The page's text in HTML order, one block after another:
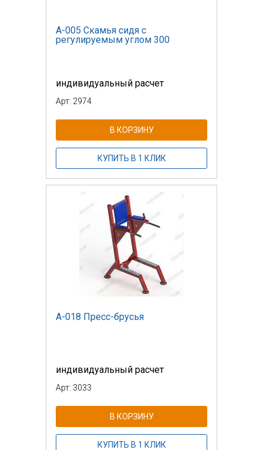
А-005 Скамья сидя с
регулируемым углом 300
индивидуальный расчет
Арт: 2974
В КОРЗИНУ
КУПИТЬ В 1 КЛИК
А-018 Пресс-брусья
индивидуальный расчет
Арт: 3033
В КОРЗИНУ
КУПИТЬ В 1 КЛИК